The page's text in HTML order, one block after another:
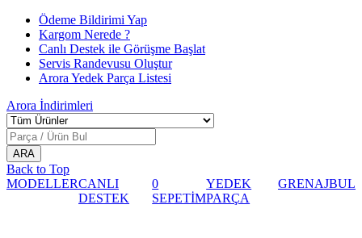
Ödeme Bildirimi Yap
Kargom Nerede ?
Canlı Destek ile Görüşme Başlat
Servis Randevusu Oluştur
Arora Yedek Parça Listesi
Arora İndirimleri
Back to Top
MODELLERCANLI
DESTEK
0
SEPETİM
YEDEK
PARÇA
GRENAJBUL